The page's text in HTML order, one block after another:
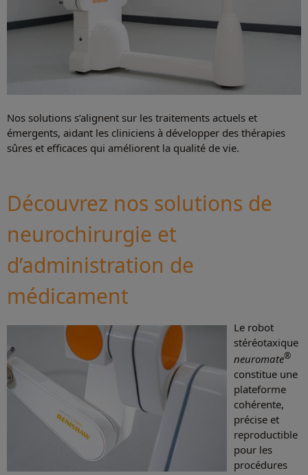
Nos solutions s’alignent sur les traitements actuels et
émergents, aidant les cliniciens à développer des thérapies
sûres et efficaces qui améliorent la qualité de vie.
Découvrez nos solutions de
neurochirurgie et
d’administration de
médicament
Le robot
stéréotaxique
neuromate®
constitue une
plateforme
cohérente,
précise et
reproductible
pour les
procédures